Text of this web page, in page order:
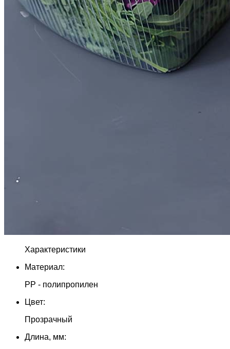
Характеристики
Материал:
PP - полипропилен
Цвет:
Прозрачный
Длина, мм: